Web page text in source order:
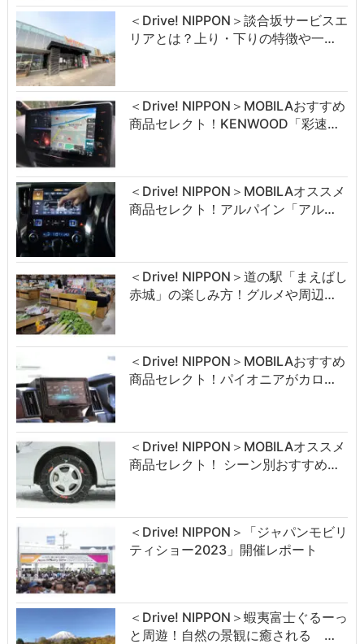
＜Drive! NIPPON＞談合坂サービスエ
リアとは？上り・下りの特徴や一…
＜Drive! NIPPON＞MOBILAおすすめ
商品セレクト！KENWOOD「彩速…
＜Drive! NIPPON＞MOBILAオススメ
商品セレクト！アルパイン「アル…
＜Drive! NIPPON＞道の駅「まえばし
赤城」の楽しみ方！グルメや周辺…
＜Drive! NIPPON＞MOBILAおすすめ
商品セレクト！パイオニアがカロ…
＜Drive! NIPPON＞MOBILAオススメ
商品セレクト！ シーン別おすすめ…
＜Drive! NIPPON＞「ジャパンモビリ
ティショー2023」開催レポート
＜Drive! NIPPON＞蝦夷富士ぐるーっ
と周遊！自然の景観に癒される …